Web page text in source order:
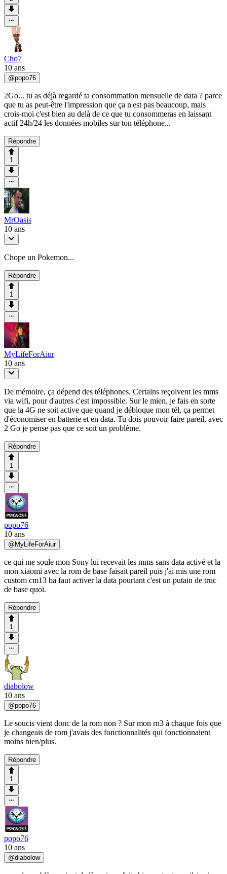
Cho7
10 ans
@popo76
2Go... tu as déjà regardé ta consommation mensuelle de data ? parce
que tu as peut-être l'impression que ça n'est pas beaucoup, mais
crois-moi c'est bien au delà de ce que tu consommeras en laissant
actif 24h/24 les données mobiles sur ton téléphone...
Répondre
1
MrOasis
10 ans
Chope un Pokemon...
Répondre
1
MyLifeForAiur
10 ans
De mémoire, ça dépend des téléphones. Certains reçoivent les mms
via wifi, pour d'autres c'est impossible. Sur le mien, je fais en sorte
que la 4G ne soit active que quand je débloque mon tél, ça permet
d'économiser en batterie et en data. Tu dois pouvoir faire pareil, avec
2 Go je pense pas que ce soit un problème.
Répondre
1
popo76
10 ans
@ MyLifeForAiur
ce qui me soule mon Sony lui recevait les mms sans data activé et la
mon xiaomi avec la rom de base faisait pareil puis j'ai mis une rom
custom cm13 ba faut activer la data pourtant c'est un putain de truc
de base quoi.
Répondre
1
diabolow
10 ans
@popo76
Le soucis vient donc de la rom non ? Sur mon rn3 à chaque fois que
je changeais de rom j'avais des fonctionnalités qui fonctionnaient
moins bien/plus.
Répondre
1
popo76
10 ans
@diabolow